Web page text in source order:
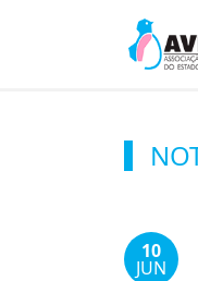
10
JUN